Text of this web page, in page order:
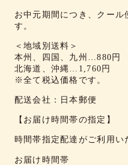
お中元期間につき、クール
す。
＜地域別送料＞
本州、四国、九州…880円
北海道、沖縄…1,760円
※全て税込価格です。
配送会社：日本郵便
【お届け時間帯の指定】
時間帯指定配達がご利用い
お届け時間帯